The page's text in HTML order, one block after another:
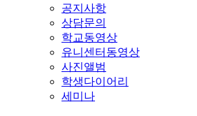
공지사항
상담문의
학교동영상
유니센터동영상
사진앨범
학생다이어리
세미나